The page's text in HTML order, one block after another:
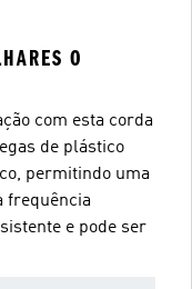
O
com esta corda
de plástico
permitindo uma
frequência
e pode ser